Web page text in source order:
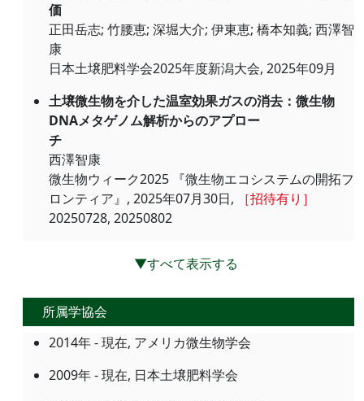
価
正田岳志; 竹腰恵; 深堀大介; 伊東恵; 橋本知義; 西澤智
康
日本土壌肥料学会2025年度新潟大会, 2025年09月
土壌微生物を介した温室効果ガスの消去：微生物
DNAメタゲノム解析からのアプロー
チ
西澤智康
微生物ウィーク2025 『微生物エコシステムの開拓フ
ロンティア』, 2025年07月30日,
［招待有り］
20250728, 20250802
▼すべて表示する
所属学協会
2014年 - 現在, アメリカ微生物学会
2009年 - 現在, 日本土壌肥料学会